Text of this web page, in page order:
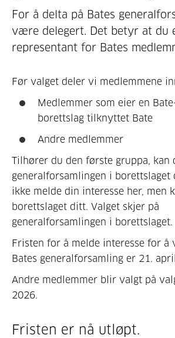
For å delta på Bates
være delegert. Det betyr at du
representant for Bates
Før valget deler vi medlemmene
Medlemmer som eier en
borettslag tilknyttet Bate
Andre medlemmer
Tilhører du den første gruppa, kan
generalforsamlingen i borettslaget
ikke melde din interesse her, men
borettslaget ditt. Valget skjer på
generalforsamlingen i borettslaget.
Fristen for å melde interesse for å
Bates generalforsamling er 21.
Andre medlemmer blir valgt på
2026.
Fristen er nå utløpt.